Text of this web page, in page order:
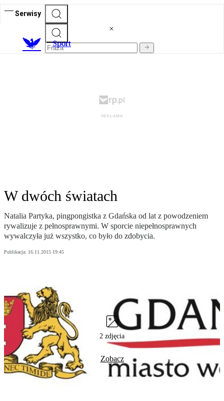
Serwisy
Sport
W dwóch światach
Natalia Partyka, pingpongistka z Gdańska od lat z powodzeniem
rywalizuje z pełnosprawnymi. W sporcie niepełnosprawnych
wywalczyła już wszystko, co było do zdobycia.
Publikacja: 16.11.2015 19:45
2 zdjęcia
Zobacz